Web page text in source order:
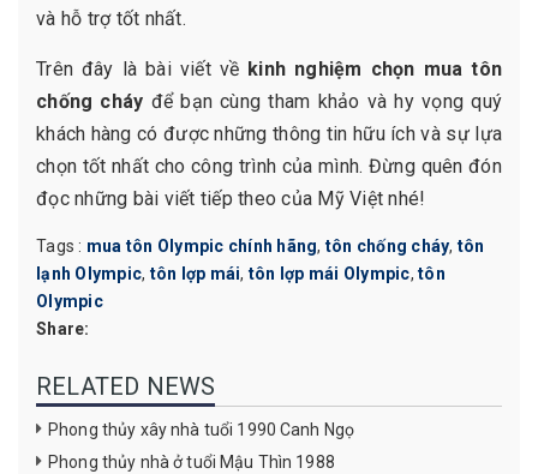
và hỗ trợ tốt nhất.
Trên đây là bài viết về kinh nghiệm chọn mua tôn
chống cháy để bạn cùng tham khảo và hy vọng quý
khách hàng có được những thông tin hữu ích và sự lựa
chọn tốt nhất cho công trình của mình. Đừng quên đón
đọc những bài viết tiếp theo của Mỹ Việt nhé!
Tags : mua tôn Olympic chính hãng, tôn chống cháy, tôn
lạnh Olympic, tôn lợp mái, tôn lợp mái Olympic, tôn
Olympic
Share:
RELATED NEWS
Phong thủy xây nhà tuổi 1990 Canh Ngọ
Phong thủy nhà ở tuổi Mậu Thìn 1988